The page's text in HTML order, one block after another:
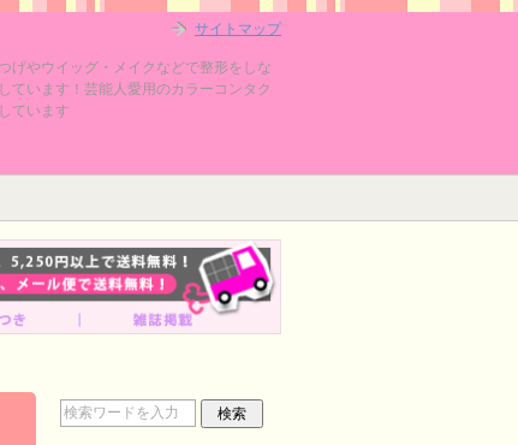
げやウイッグ・メイクなどで整形をしな
ています！芸能人愛用のカラーコンタク
ています
サイトマップ